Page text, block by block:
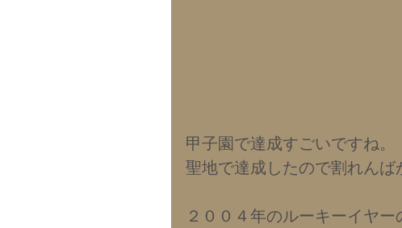
甲子園で達成すごいですね。
聖地で達成したので割れんば
２００４年のルーキーイヤー